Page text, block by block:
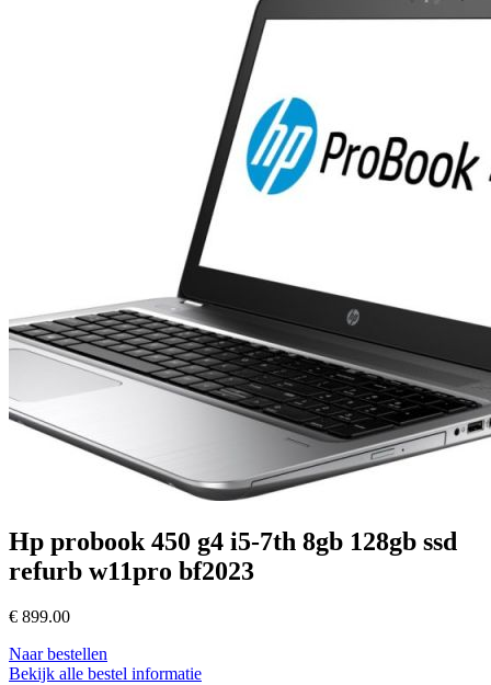
Hp probook 450 g4 i5-7th 8gb 128gb ssd
refurb w11pro bf2023
€ 899.00
Naar bestellen
Bekijk alle bestel informatie